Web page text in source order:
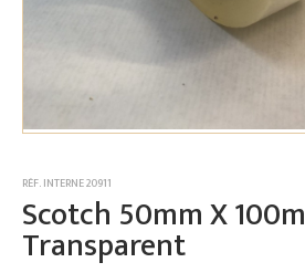
RÉF. INTERNE 20911
Scotch 50mm X 100m
Transparent